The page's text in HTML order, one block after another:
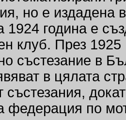
но е издадена
1924 година е
клуб. През
състезание в
в цялата
състезания,
федерация по